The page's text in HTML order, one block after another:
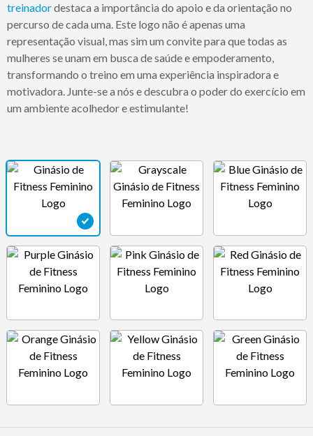
treinadordestaca a importância do apoio e da orientação no
percurso de cada uma. Este logo não é apenas uma
representação visual, mas sim um convite para que todas as
mulheres se unam em busca de saúde e empoderamento,
transformando o treino em uma experiência inspiradora e
motivadora. Junte-se a nós e descubra o poder do exercício em
um ambiente acolhedor e estimulante!